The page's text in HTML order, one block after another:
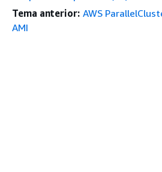
Tema anterior: AWS
AMI